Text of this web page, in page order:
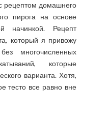
рецептом домашнего
пирога на основе
начинкой. Рецепт
который я привожу
многочисленных
которые
варианта. Хотя,
тесто все равно вне